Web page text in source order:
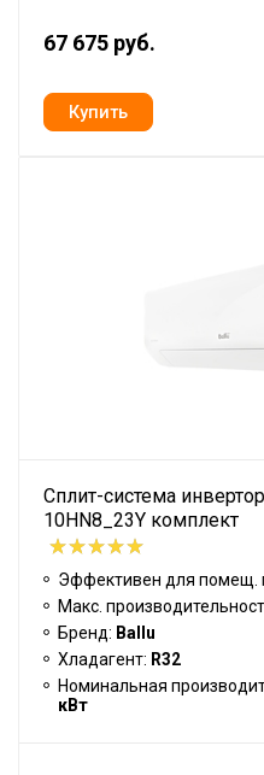
67 675 руб.
Сплит-система
10HN8_23Y комплект
Эффективен для помещ.
Макс.
Бренд: Ballu
Хладагент: R32
Номинальная
кВт